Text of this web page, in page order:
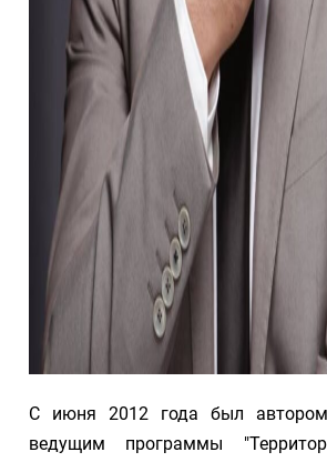
С июня 2012 года был
ведущим программы